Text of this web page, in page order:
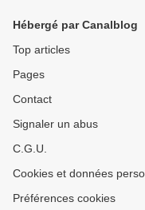
Hébergé par Canalblog
Top articles
Pages
Contact
Signaler un abus
C.G.U.
Cookies et données
Préférences cookies